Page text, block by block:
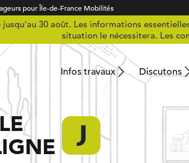
pour Île-de-France Mobilités
jusqu'au 30 août. Les informations
situation le nécessitera. Les
Infos travaux Discutons